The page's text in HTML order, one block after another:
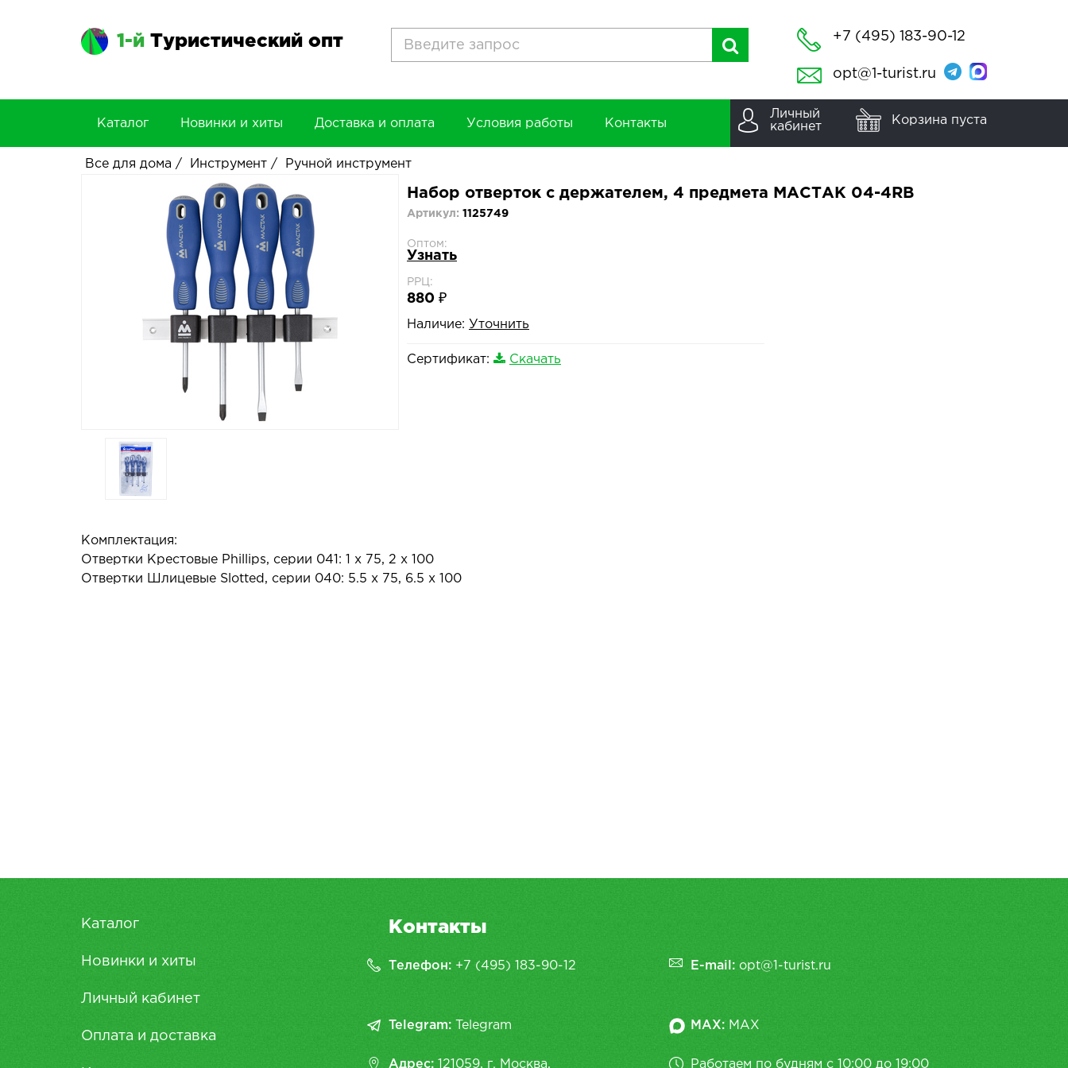
1-й Туристический опт +7 (495) 183-90-12
opt@1-turist.ru
Каталог Новинки и хиты Доставка и оплата Условия работы Контакты
Личный
кабинет
Корзина пуста
Все для дома / Инструмент / Ручной инструмент
Набор отверток с держателем, 4 предмета МАСТАК 04-4RB
Артикул: 1125749
Оптом:
Узнать
РРЦ:
880 ₽
Наличие: Уточнить
Сертификат: Скачать
Комплектация:
Отвертки Крестовые Phillips, серии 041: 1 х 75, 2 х 100
Отвертки Шлицевые Slotted, серии 040: 5.5 х 75, 6.5 х 100
Каталог
Новинки и хиты
Личный кабинет
Оплата и доставка
Контакты
Телефон: +7 (495) 183-90-12 E-mail: opt@1-turist.ru
Telegram: Telegram MAX: MAX
Адрес: 121059, г. Москва, Работаем по будням с 10:00 до 19:00